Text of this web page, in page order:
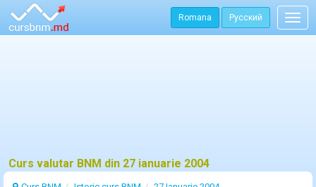
Romana Русский
Curs valutar BNM din 27 ianuarie 2004